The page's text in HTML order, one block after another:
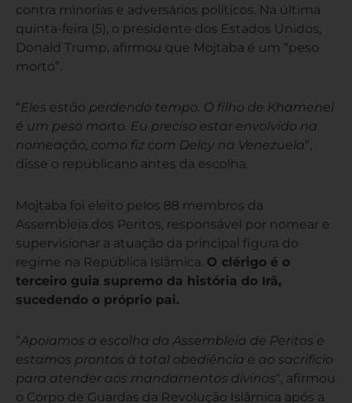
contra minorias e adversários políticos. Na última
quinta-feira (5), o presidente dos Estados Unidos,
Donald Trump, afirmou que Mojtaba é um “peso
morto”.
“Eles estão perdendo tempo. O filho de Khamenei
é um peso morto. Eu preciso estar envolvido na
nomeação, como fiz com Delcy na Venezuela“,
disse o republicano antes da escolha.
Mojtaba foi eleito pelos 88 membros da
Assembleia dos Peritos, responsável por nomear e
supervisionar a atuação da principal figura do
regime na República Islâmica. O clérigo é o
terceiro guia supremo da história do Irã,
sucedendo o próprio pai.
“Apoiamos a escolha da Assembleia de Peritos e
estamos prontos à total obediência e ao sacrifício
para atender aos mandamentos divinos“, afirmou
o Corpo de Guardas da Revolução Islâmica após a